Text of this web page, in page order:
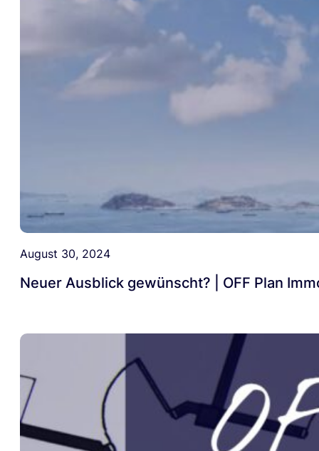
August 30, 2024
Neuer Ausblick gewünscht? | OFF Plan